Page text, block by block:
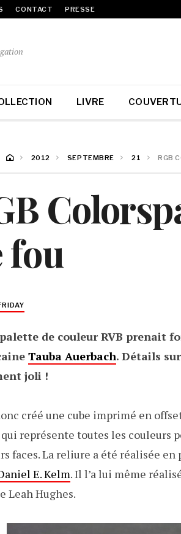
CONTACT PRESSE
LIVRE
2012 SEPTEMBRE 21 RGB
fou
de couleur RVB prenait
Tauba Auerbach. Détails
joli !
créé une cube imprimé en
représente toutes les couleurs
faces. La reliure a été réalisée
E. Kelm. Il l’a lui même
Leah Hughes.